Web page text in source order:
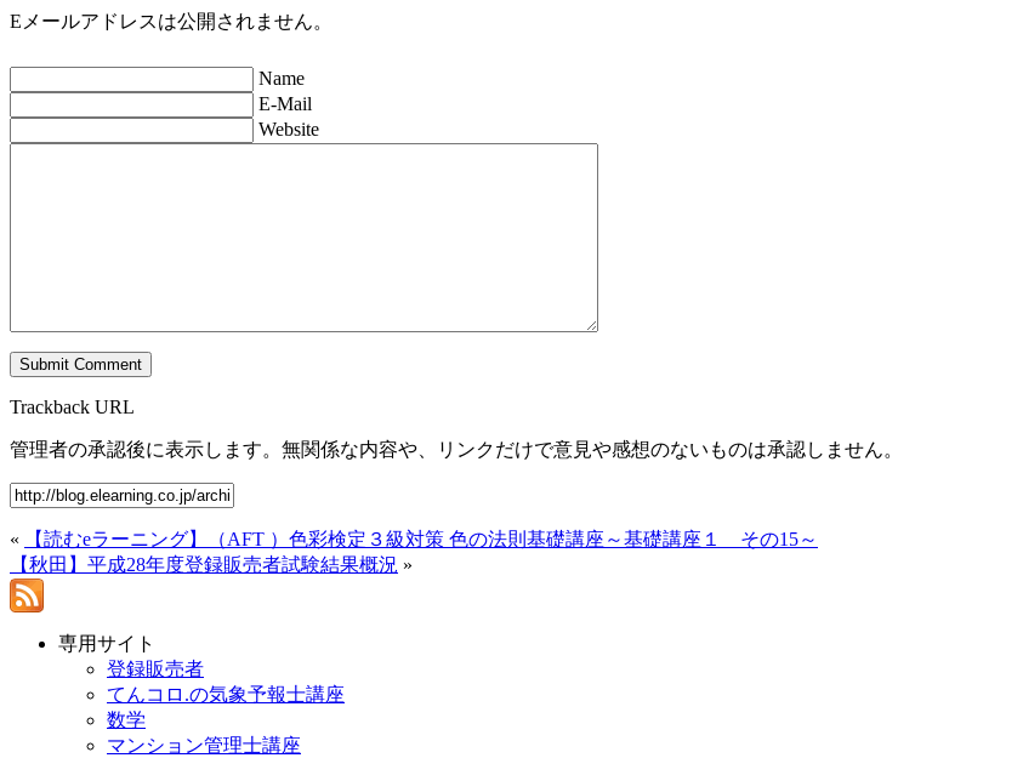
Eメールアドレスは公開されません。
Name
E-Mail
Website
Trackback URL
管理者の承認後に表示します。無関係な内容や、リンクだけで意見や感想のないものは承認しません。
«
【読むeラーニング】（AFT ）色彩検定３級対策 色の法則基礎講座～基礎講座１ その15～
【秋田】平成28年度登録販売者試験結果概況 »
専用サイト
登録販売者
てんコロ.の気象予報士講座
数学
マンション管理士講座